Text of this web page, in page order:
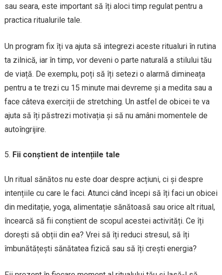
sau seara, este important să îți aloci timp regulat pentru a
practica ritualurile tale.
Un program fix îți va ajuta să integrezi aceste ritualuri în rutina
ta zilnică, iar în timp, vor deveni o parte naturală a stilului tău
de viață. De exemplu, poți să îți setezi o alarmă dimineața
pentru a te trezi cu 15 minute mai devreme și a medita sau a
face câteva exerciții de stretching. Un astfel de obicei te va
ajuta să îți păstrezi motivația și să nu amâni momentele de
autoîngrijire.
Fii conștient de intențiile tale
Un ritual sănătos nu este doar despre acțiuni, ci și despre
intențiile cu care le faci. Atunci când începi să îți faci un obicei
din meditație, yoga, alimentație sănătoasă sau orice alt ritual,
încearcă să fii conștient de scopul acestei activități. Ce îți
dorești să obții din ea? Vrei să îți reduci stresul, să îți
îmbunătățești sănătatea fizică sau să îți crești energia?